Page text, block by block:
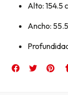
Alto: 154.5
Ancho: